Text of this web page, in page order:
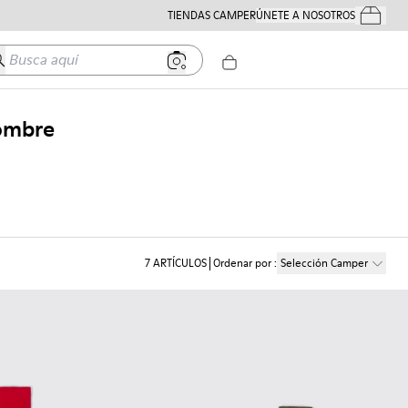
TIENDAS CAMPERÚNETE A NOSOTROSTus
aquí
7ARTÍCULOS Ordenar por: Selección Camper